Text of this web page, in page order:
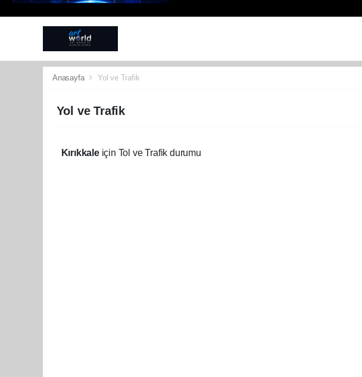
Anasayfa Yol ve Trafik
Yol ve Trafik
Kırıkkale için Tol ve Trafik durumu